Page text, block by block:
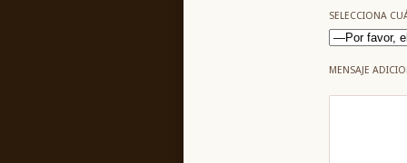
SELECCIONA
MENSAJE